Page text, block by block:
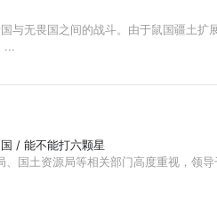
与无畏国之间的战斗。由于鼠国疆土扩
...
/ 能不能打六颗星
国土资源局等相关部门高度重视，领